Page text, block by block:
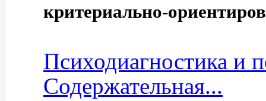
критериально-
Психодиагностика и
Содержательная...